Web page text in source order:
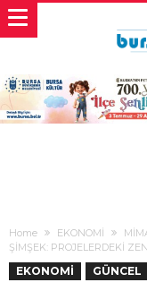
Home EKONOMİ
ŞİMŞEK: PROJELERDEKİ
EKONOMİ GÜNCEL